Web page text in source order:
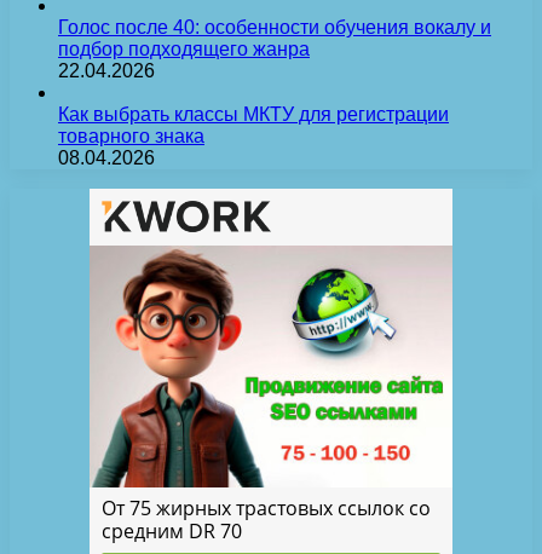
Голос после 40: особенности обучения вокалу и
подбор подходящего жанра
22.04.2026
Как выбрать классы МКТУ для регистрации
товарного знака
08.04.2026